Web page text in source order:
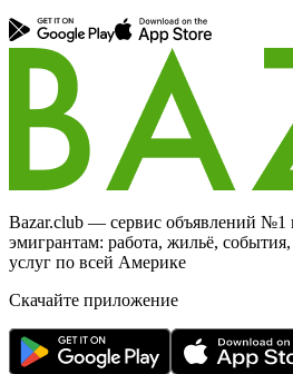
Bazar.club — сервис объявлений
эмигрантам: работа, жильё, события,
услуг по всей Америке
Скачайте приложение